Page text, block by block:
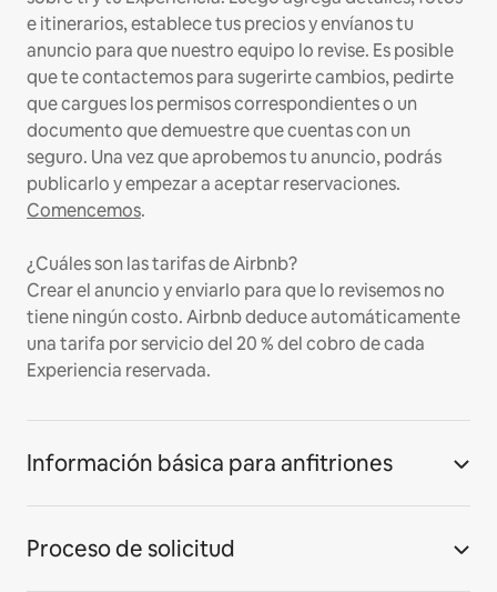
e itinerarios, establece tus precios y envíanos tu
anuncio para que nuestro equipo lo revise. Es posible
que te contactemos para sugerirte cambios, pedirte
que cargues los permisos correspondientes o un
documento que demuestre que cuentas con un
seguro. Una vez que aprobemos tu anuncio, podrás
publicarlo y empezar a aceptar reservaciones.
Comencemos.
¿Cuáles son las tarifas de Airbnb?
Crear el anuncio y enviarlo para que lo revisemos no
tiene ningún costo. Airbnb deduce automáticamente
una tarifa por servicio del 20 % del cobro de cada
Experiencia reservada.
Información básica para anfitriones
Proceso de solicitud